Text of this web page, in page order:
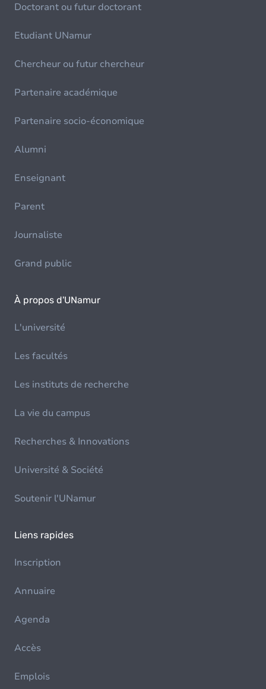
Doctorant ou futur doctorant
Etudiant UNamur
Chercheur ou futur chercheur
Partenaire académique
Partenaire socio-économique
Alumni
Enseignant
Parent
Journaliste
Grand public
À propos d'UNamur
L'université
Les facultés
Les instituts de recherche
La vie du campus
Recherches & Innovations
Université & Société
Soutenir l'UNamur
Liens rapides
Inscription
Annuaire
Agenda
Accès
Emplois